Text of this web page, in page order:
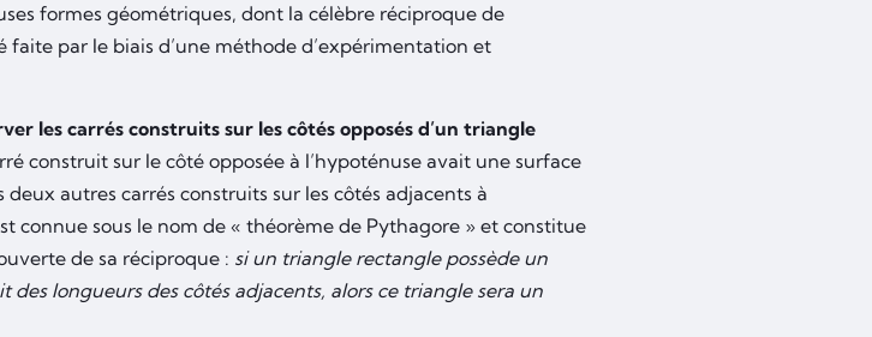
formes géométriques, dont la célèbre réciproque de
par le biais d’une méthode d’expérimentation et
les carrés construits sur les côtés opposés d’un triangle
construit sur le côté opposée à l’hypoténuse avait une surface
deux autres carrés construits sur les côtés adjacents à
connue sous le nom de « théorème de Pythagore » et constitue
de sa réciproque : si un triangle rectangle possède un
longueurs des côtés adjacents, alors ce triangle sera un